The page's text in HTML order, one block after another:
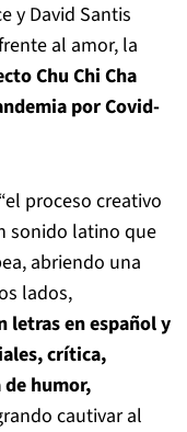
y David Santis
al amor, la
Chu Chi Cha
por Covid-
proceso creativo
sonido latino que
abriendo una
lados,
letras en español y
crítica,
humor,
cautivar al